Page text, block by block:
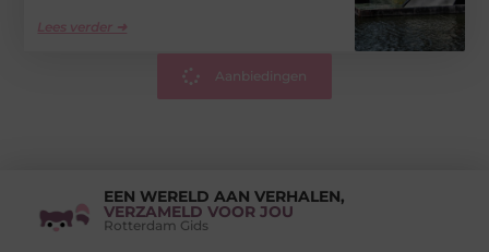
Lees verder ➜
Aanbiedingen
EEN WERELD AAN VERHALEN,
VERZAMELD VOOR JOU
Rotterdam Gids